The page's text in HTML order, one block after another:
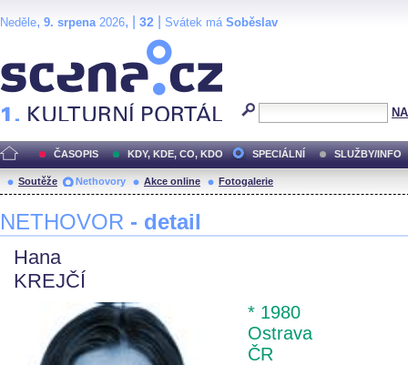
Neděle, 9. srpena2026, | 32 Svátek má Soběslav
ČASOPIS KDY, KDE, CO, KDO SPECIÁLNÍ SLUŽBY/INFO
Soutěže Nethovory Akce online Fotogalerie
NETHOVOR - detail
Hana
KREJČÍ
* 1980
Ostrava
ČR